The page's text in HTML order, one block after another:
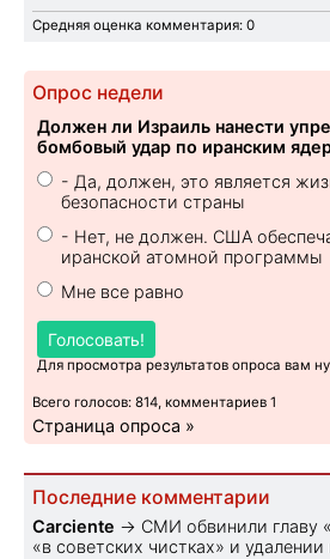
Средняя оценка комментария: 0
Опрос недели
Должен ли Израиль нанести
бомбовый удар по иранским
- Да, должен, это является
безопасности страны
- Нет, не должен. США
иранской атомной программы
Мне все равно
Голосовать!
Для просмотра результатов опроса вам
Всего голосов: 814, комментариев 1
Страница опроса »
Последние комментарии
Carciente → СМИ обвинили главу
«в советских чистках» и удалении